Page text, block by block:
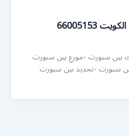
بين سبورت -موزع بين سبورت
سبورت -تجديد بين سبورت